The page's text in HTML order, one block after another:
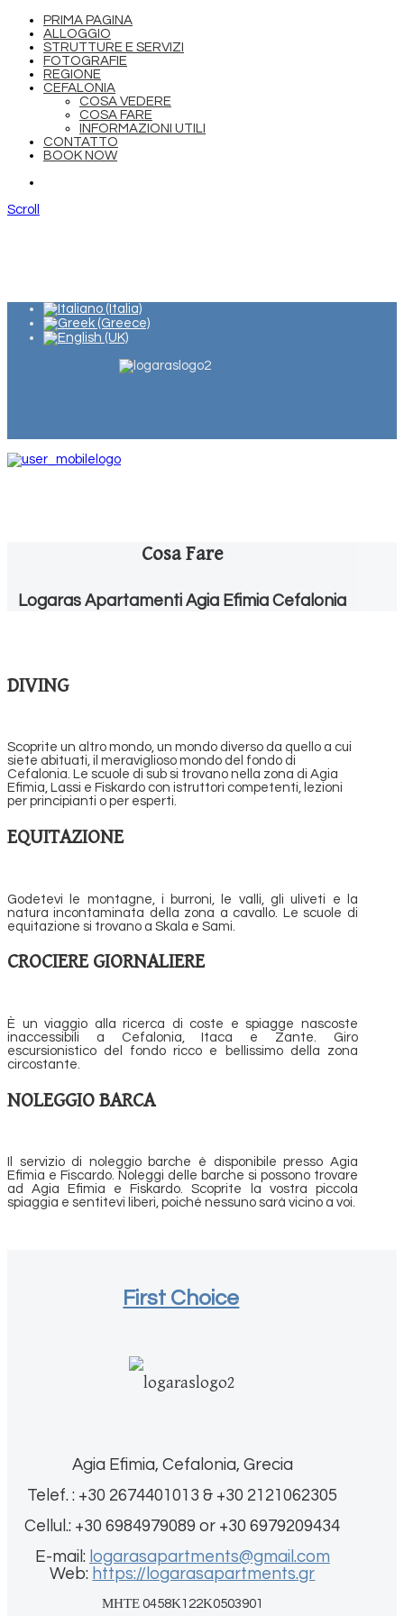
PRIMA PAGINA
ALLOGGIO
STRUTTURE E SERVIZI
FOTOGRAFIE
REGIONE
CEFALONIA
COSA VEDERE
COSA FARE
INFORMAZIONI UTILI
CONTATTO
BOOK NOW
Scroll
Cosa Fare
Logaras Apartamenti Agia Efimia Cefalonia
DIVING
Scoprite un altro mondo, un mondo diverso da quello a cui
siete abituati, il meraviglioso mondo del fondo di
Cefalonia. Le scuole di sub si trovano nella zona di Agia
Efimia, Lassi e Fiskardo con istruttori competenti, lezioni
per principianti o per esperti.
EQUITAZIONE
Godetevi le montagne, i burroni, le valli, gli uliveti e la
natura incontaminata della zona a cavallo. Le scuole di
equitazione si trovano a Skala e Sami.
CROCIERE GIORNALIERE
È un viaggio alla ricerca di coste e spiagge nascoste
inaccessibili a Cefalonia, Itaca e Zante. Giro
escursionistico del fondo ricco e bellissimo della zona
circostante.
NOLEGGIO BARCA
Il servizio di noleggio barche è disponibile presso Agia
Efimia e Fiscardo. Noleggi delle barche si possono trovare
ad Agia Efimia e Fiskardo. Scoprite la vostra piccola
spiaggia e sentitevi liberi, poiché nessuno sarà vicino a voi.
First Choice
Agia Efimia, Cefalonia, Grecia
Telef. : +30 2674401013 & +30 2121062305
Cellul.: +30 6984979089 or +30 6979209434
E-mail: logarasapartments@gmail.com
Web: https://logarasapartments.gr
ΜΗΤΕ 0458Κ122Κ0503901